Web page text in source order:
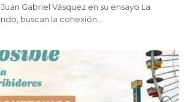
Gabriel Vásquez en su ensayo La
buscan la conexión…